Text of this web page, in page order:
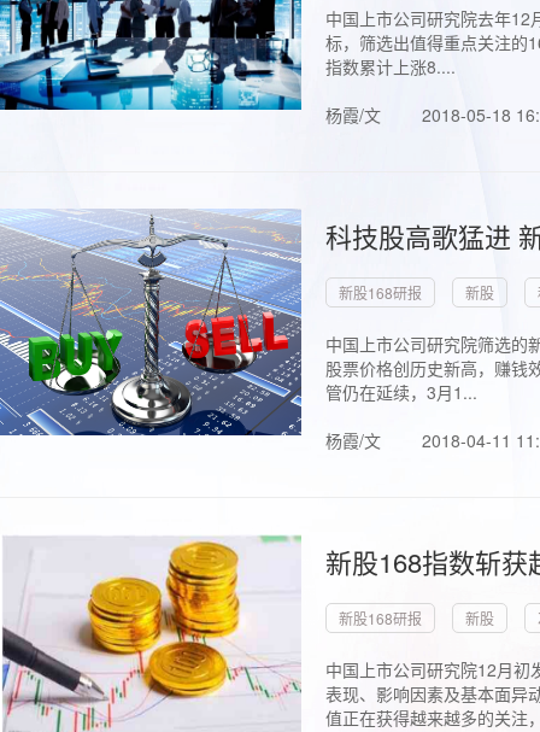
中国上市公司研究院去年
标，筛选出值得重点关注的
指数累计上涨8....
杨霞/文
2018-05-18
科技股高歌猛进
新股168研报 新股
中国上市公司研究院筛选的
股票价格创历史新高，赚钱
管仍在延续，3月1...
杨霞/文
2018-04-11
新股168指数斩
新股168研报 新股
中国上市公司研究院12月初
表现、影响因素及基本面异
值正在获得越来越多的关注